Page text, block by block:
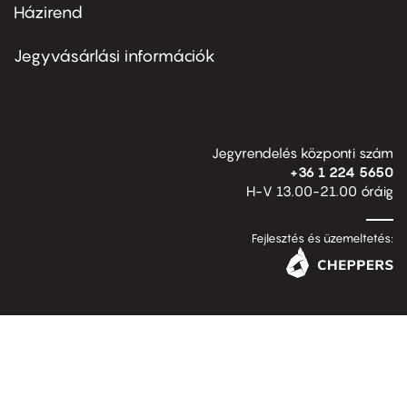
Footer
second
Házirend
Jegyvásárlási információk
Jegyrendelés központi szám
+36 1 224 5650
H-V 13.00-21.00 óráig
Fejlesztés és üzemeltetés: